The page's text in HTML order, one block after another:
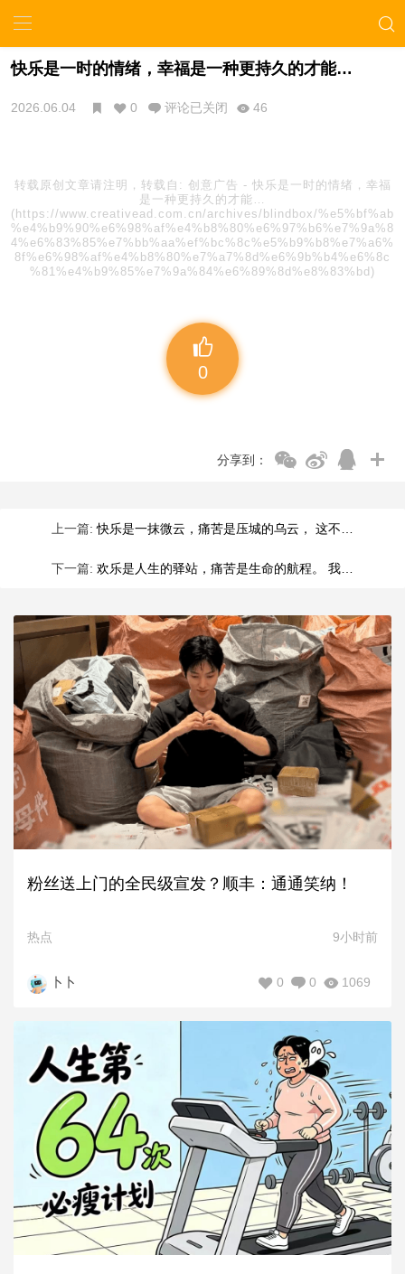
快乐是一时的情绪，幸福是一种更持久的才能…
2026.06.04 0 评论已关闭 46
转载原创文章请注明，转载自: 创意广告 - 快乐是一时的情绪，幸福
是一种更持久的才能…
(https://www.creativead.com.cn/archives/blindbox/%e5%bf%ab
%e4%b9%90%e6%98%af%e4%b8%80%e6%97%b6%e7%9a%8
4%e6%83%85%e7%bb%aa%ef%bc%8c%e5%b9%b8%e7%a6%
8f%e6%98%af%e4%b8%80%e7%a7%8d%e6%9b%b4%e6%8c
%81%e4%b9%85%e7%9a%84%e6%89%8d%e8%83%bd)
0
分享到：
上一篇:快乐是一抹微云，痛苦是压城的乌云， 这不…
下一篇: 欢乐是人生的驿站，痛苦是生命的航程。 我…
粉丝送上门的全民级宣发？顺丰：通通笑纳！
热点 9小时前
卜卜 1069
0
0